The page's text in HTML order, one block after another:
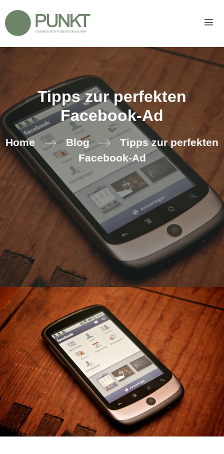
Inhalt
springen
Tipps zur perfekten
Facebook-Ad
Home Blog
Tipps zur perfekten
Facebook-Ad